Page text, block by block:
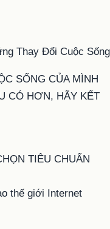
SỐNG CỦA MÌNH
CÓ HƠN, HÃY KẾT
TIÊU CHUẨN